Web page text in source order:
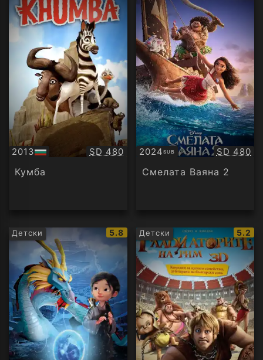
2013
БГ
аудио
Качество:
SD 480
Кумба
2024SUB
Субтитри SD 480
Смелата Ваяна 2
Детски
IMDb
рейтинг:
5.8 Детски
IMDb
5.2